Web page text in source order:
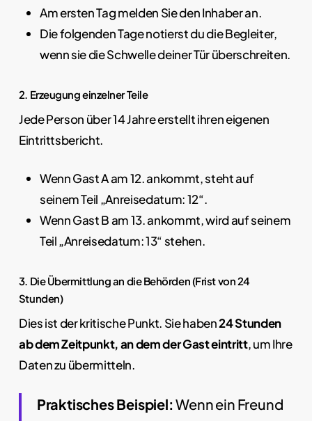
Am ersten Tag melden Sie den Inhaber an.
Die folgenden Tage notierst du die Begleiter,
wenn sie die Schwelle deiner Tür überschreiten.
2. Erzeugung einzelner Teile
Jede Person über 14 Jahre erstellt ihren eigenen
Eintrittsbericht.
Wenn Gast A am 12. ankommt, steht auf
seinem Teil „Anreisedatum: 12“.
Wenn Gast B am 13. ankommt, wird auf seinem
Teil „Anreisedatum: 13“ stehen.
3. Die Übermittlung an die Behörden (Frist von 24
Stunden)
Dies ist der kritische Punkt. Sie haben24 Stunden
ab dem Zeitpunkt, an dem der Gast eintritt, um Ihre
Daten zu übermitteln.
Praktisches Beispiel:Wenn ein Freund